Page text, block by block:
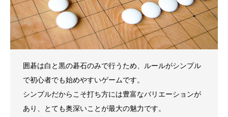
囲碁は白と黒の碁石のみで行うため、ルールがシンプル
で初心者でも始めやすいゲームです。
シンプルだからこそ打ち方には豊富なバリエーションが
あり、とても奥深いことが最大の魅力です。